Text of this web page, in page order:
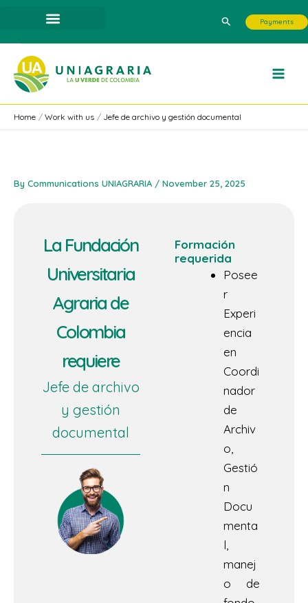
content
Search Payments
Home Work with us Jefe de archivo y gestión documental
By Communications UNIAGRARIA / November 25, 2025
La Fundación
Universitaria
Agraria de
Colombia
requiere
Jefe de archivo
y gestión
documental
Formación
requerida
Posee
r
Experi
encia
en
Coordi
nador
de
Archiv
o,
Gestió
n
Docu
menta
l,
manej
o de